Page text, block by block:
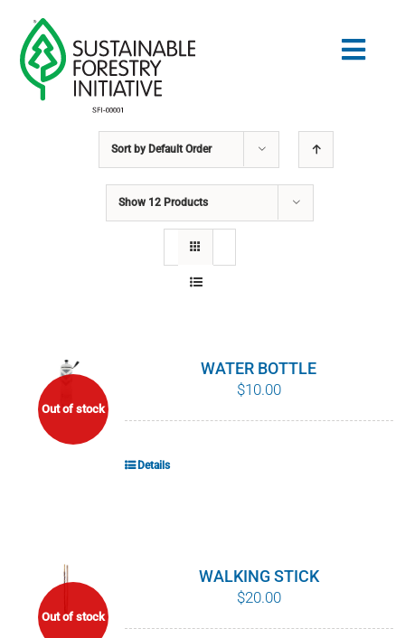
content
ÉDUCATION
POURQUOI C’EST IMPORTANT
QUI NOUS SOMMES
CERTIFICATS SFI
SFI LABELS
Sort by Default Order
Show 12 Products
Out of stock
WATER BOTTLE
$10.00
Details
Out of stock
WALKING STICK
$20.00